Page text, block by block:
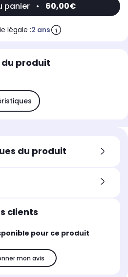
panier • 60,00€
légale :2 ans
du produit
du produit
clients
pour ce produit
mon avis